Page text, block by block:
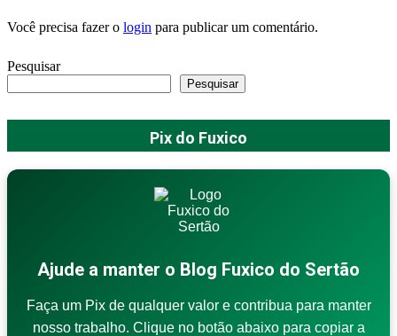
Você precisa fazer o login para publicar um comentário.
Pesquisar
Pesquisar
Pix do Fuxico
Ajude a manter o Blog Fuxico do Sertão
Faça um Pix de qualquer valor e contribua para manter
nosso trabalho. Clique no botão abaixo para copiar a